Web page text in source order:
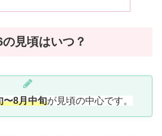
見頃はいつ？
〜8月中旬が見頃の中心です。